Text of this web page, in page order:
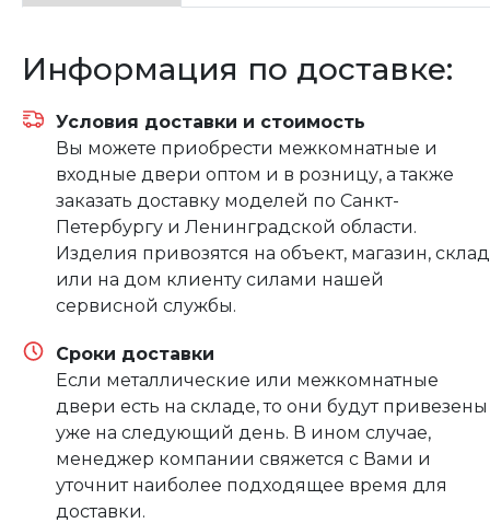
Информация по доставке:
Условия доставки и стоимость
Вы можете приобрести межкомнатные и
входные двери оптом и в розницу, а также
заказать доставку моделей по Санкт-
Петербургу и Ленинградской области.
Изделия привозятся на объект, магазин, склад
или на дом клиенту силами нашей
сервисной службы.
Сроки доставки
Если металлические или межкомнатные
двери есть на складе, то они будут привезены
уже на следующий день. В ином случае,
менеджер компании свяжется с Вами и
уточнит наиболее подходящее время для
доставки.